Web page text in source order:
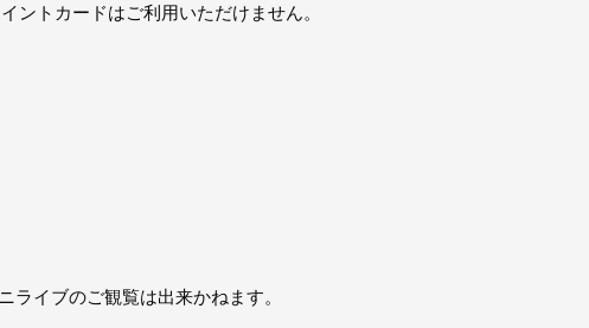
トカードはご利用いただけません。
イブのご観覧は出来かねます。